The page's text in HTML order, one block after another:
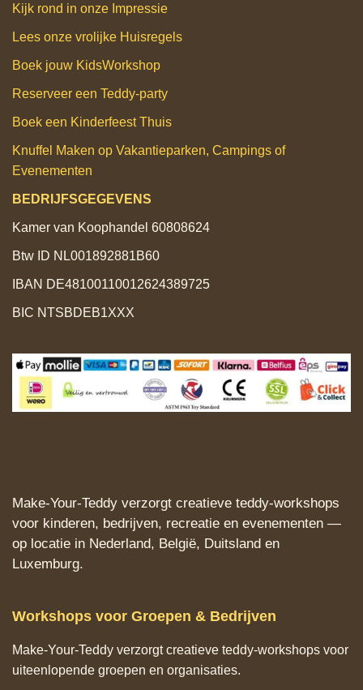
Kijk rond in onze Impressie
Lees onze vrolijke Huisregels
Boek jouw KidsWorkshop
Reserveer een Teddy‑party
Boek een Kinderfeest Thuis
Knuffel Maken op Vakantieparken, Campings of
Evenementen
BEDRIJFSGEGEVENS
Kamer van Koophandel 60808624
Btw ID NL001892881B60
IBAN DE48100110012624389725
BIC NTSBDEB1XXX
Make‑Your‑Teddy verzorgt creatieve teddy‑workshops
voor kinderen, bedrijven, recreatie en evenementen —
op locatie in Nederland, België, Duitsland en
Luxemburg.
Workshops voor Groepen & Bedrijven
Make‑Your‑Teddy verzorgt creatieve teddy‑workshops voor
uiteenlopende groepen en organisaties.